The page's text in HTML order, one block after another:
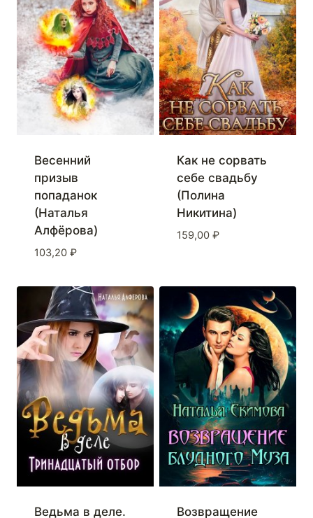
Весенний
призыв
попаданок
(Наталья
Алфёрова)
103,20 ₽
Как не сорвать
себе свадьбу
(Полина
Никитина)
159,00 ₽
Ведьма в деле. Возвращение